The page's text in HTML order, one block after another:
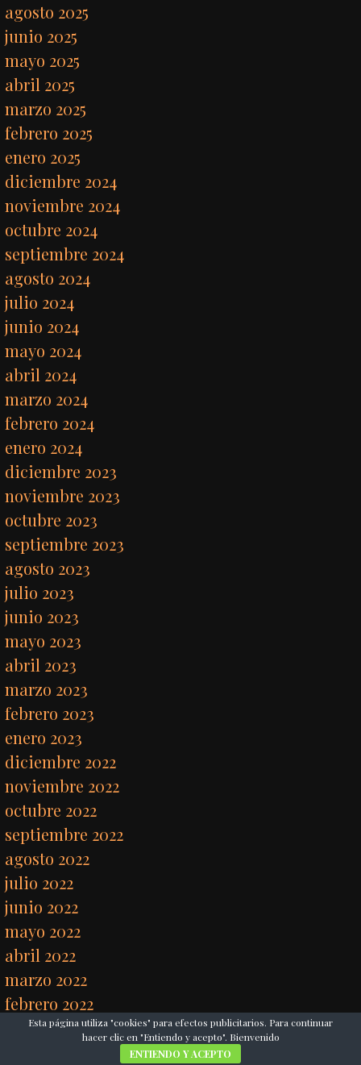
agosto 2025
junio 2025
mayo 2025
abril 2025
marzo 2025
febrero 2025
enero 2025
diciembre 2024
noviembre 2024
octubre 2024
septiembre 2024
agosto 2024
julio 2024
junio 2024
mayo 2024
abril 2024
marzo 2024
febrero 2024
enero 2024
diciembre 2023
noviembre 2023
octubre 2023
septiembre 2023
agosto 2023
julio 2023
junio 2023
mayo 2023
abril 2023
marzo 2023
febrero 2023
enero 2023
diciembre 2022
noviembre 2022
octubre 2022
septiembre 2022
agosto 2022
julio 2022
junio 2022
mayo 2022
abril 2022
marzo 2022
febrero 2022
enero 2022
Esta página utiliza "cookies" para efectos publicitarios. Para continuar
hacer clic en "Entiendo y acepto". Bienvenido
ENTIENDO Y ACEPTO